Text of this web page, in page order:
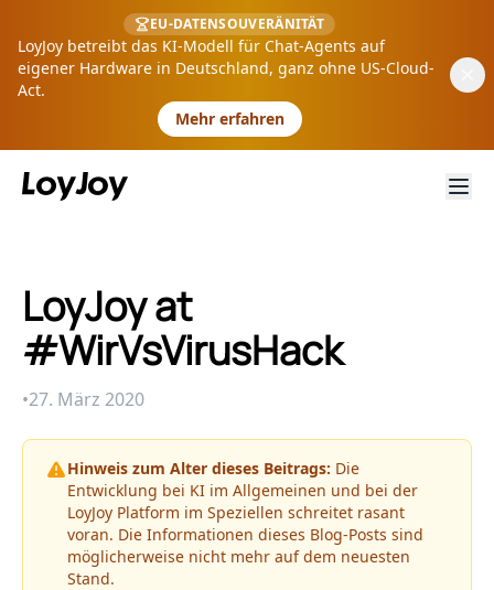
EU-DATENSOUVERÄNITÄT
LoyJoy betreibt das KI-Modell für Chat-Agents auf
eigener Hardware in Deutschland, ganz ohne US-Cloud-
Act.
Mehr erfahren
LoyJoy at
#WirVsVirusHack
•27. März 2020
Hinweis zum Alter dieses Beitrags: Die
Entwicklung bei KI im Allgemeinen und bei der
LoyJoy Platform im Speziellen schreitet rasant
voran. Die Informationen dieses Blog-Posts sind
möglicherweise nicht mehr auf dem neuesten
Stand.